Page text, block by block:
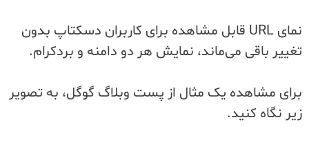
نمای URL قابل مشاهده برای کاربران دسکتاپ بدون
تغییر باقی می‌ماند، نمایش هر دو دامنه و بردکرام.
برای مشاهده یک مثال از پست وبلاگ گوگل، به تصویر
زیر نگاه کنید.